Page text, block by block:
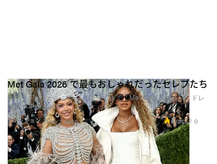
ファッション
Met Gala 2026 で最もおしゃれだったセレブたち
エマ・チェンバレンからリアーナまで「Met Gala」のベストドレ
ッサーを総まとめ
May 7, 2026 3.6K 0